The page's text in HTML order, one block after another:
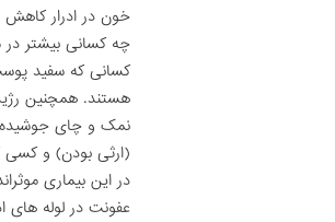
خون در ادرار کاهش
چه کسانی بیشتر
هستند. همچنین
نمک و چای جوشیده
(ارثی بودن) و کسی
در این بیماری
عفونت در لوله